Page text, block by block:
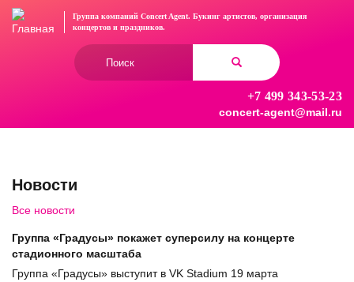
Перейти
Группа компаний Concert Agent. Букинг артистов, организация
концертови праздников.
+7 499 343-53-23
concert-agent@mail.ru
Новости
Все новости
Группа «Градусы» покажет суперсилу на концерте
стадионного масштаба
Группа «Градусы» выступит в VK Stadium 19 марта